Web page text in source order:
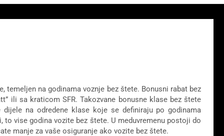
na godinama voznje bez štete. Bonusni rabat bez
ili sa kraticom SFR. Takozvane bonusne klase bez štete
na odredene klase koje se definiraju po godinama
vise godina vozite bez štete. U meduvremenu postoji do
manje za vaše osiguranje ako vozite bez štete.